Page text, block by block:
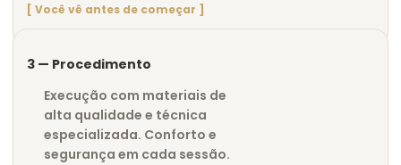
[ Você vê antes de começar ]
3 — Procedimento
Execução com materiais de
alta qualidade e técnica
especializada. Conforto e
segurança em cada sessão.